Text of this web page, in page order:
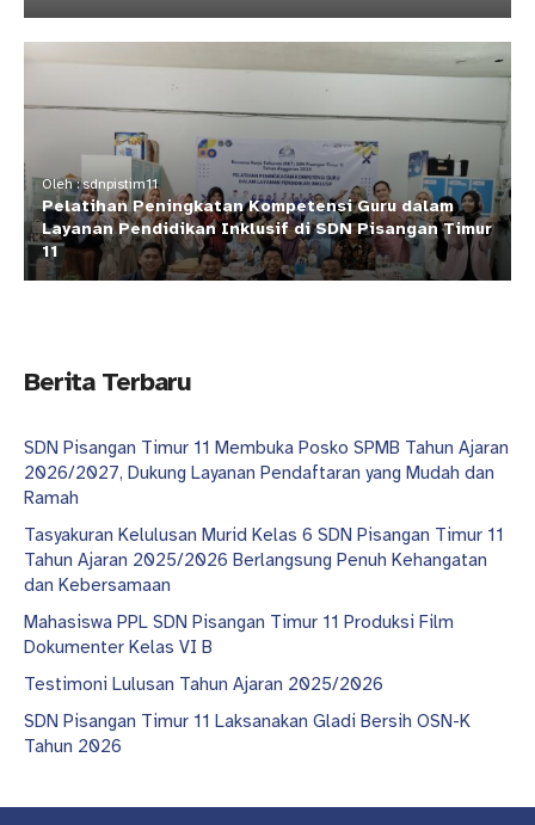
Oleh : sdnpistim11
Pelatihan Peningkatan Kompetensi Guru dalam
Layanan Pendidikan Inklusif di SDN Pisangan Timur
11
Berita Terbaru
SDN Pisangan Timur 11 Membuka Posko SPMB Tahun Ajaran
2026/2027, Dukung Layanan Pendaftaran yang Mudah dan
Ramah
Tasyakuran Kelulusan Murid Kelas 6 SDN Pisangan Timur 11
Tahun Ajaran 2025/2026 Berlangsung Penuh Kehangatan
dan Kebersamaan
Mahasiswa PPL SDN Pisangan Timur 11 Produksi Film
Dokumenter Kelas VI B
Testimoni Lulusan Tahun Ajaran 2025/2026
SDN Pisangan Timur 11 Laksanakan Gladi Bersih OSN-K
Tahun 2026